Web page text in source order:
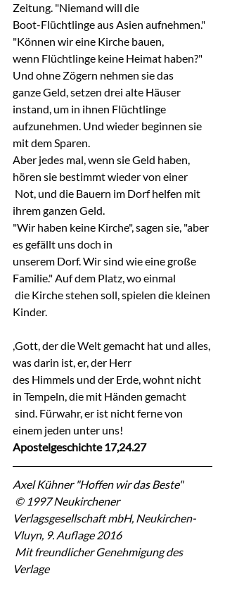
Zeitung. "Niemand will die
Boot-Flüchtlinge aus Asien aufnehmen."
"Können wir eine Kirche bauen,
wenn Flüchtlinge keine Heimat haben?"
Und ohne Zögern nehmen sie das
ganze Geld, setzen drei alte Häuser
instand, um in ihnen Flüchtlinge
aufzunehmen. Und wieder beginnen sie
mit dem Sparen.
Aber jedes mal, wenn sie Geld haben,
hören sie bestimmt wieder von einer
ihrem ganzen Geld.
"Wir haben keine Kirche", sagen sie, "aber
es gefällt uns doch in
unserem Dorf. Wir sind wie eine große
Familie." Auf dem Platz, wo einmal
Kinder.
,Gott, der die Welt gemacht hat und alles,
was darin ist, er, der Herr
des Himmels und der Erde, wohnt nicht
in Tempeln, die mit Händen gemacht
einem jeden unter uns!
Apostelgeschichte 17,24.27
Axel Kühner "Hoffen wir das Beste"
Verlagsgesellschaft mbH, Neukirchen-
Vluyn, 9. Auflage 2016
Verlage